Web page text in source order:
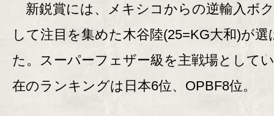
新鋭賞には、メキシコからの逆輸入ボ
して注目を集めた木谷陸(25=KG大和)が選
た。スーパーフェザー級を主戦場として
在のランキングは日本6位、OPBF8位。